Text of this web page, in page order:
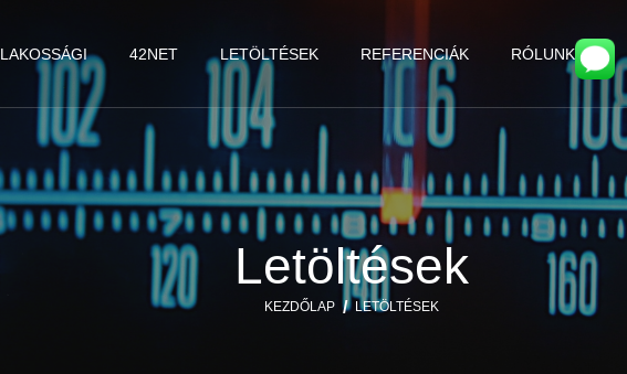
LAKOSSÁGI 42NET LETÖLTÉSEK REFERENCIÁK RÓLUNK
Letöltések
KEZDŐLAP LETÖLTÉSEK